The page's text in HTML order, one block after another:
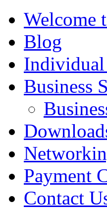
Welcome
Blog
Individual
Business
Payment
Contact